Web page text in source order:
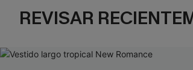
REVISAR